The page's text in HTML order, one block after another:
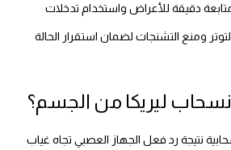
دقيقة للأعراض واستخدام تدخلات
ومنع التشنجات لضمان استقرار الحالة
ليريكا من الجسم؟
نتيجة رد فعل الجهاز العصبي تجاه غياب